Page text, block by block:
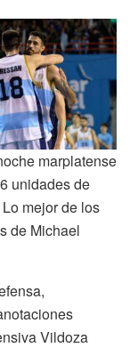
marplatense
unidades de
mejor de los
de Michael
Vildoza